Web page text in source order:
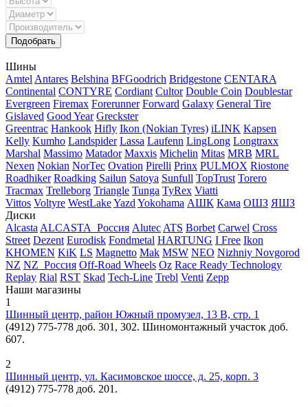
Шины
AmtelAntares Belshina BFGoodrich Bridgestone CENTARA
Continental CONTYRE Cordiant Cultor Double Coin Doublestar
Evergreen Firemax Forerunner Forward Galaxy General Tire
Gislaved Good Year Greckster
Greentrac Hankook Hifly Ikon (Nokian Tyres) iLINK Kapsen
Kelly Kumho Landspider Lassa Laufenn LingLong Longtraxx
Marshal Massimo Matador Maxxis Michelin Mitas MRB MRL
Nexen Nokian NorTec Ovation Pirelli Prinx PULMOX Riostone
Roadhiker Roadking Sailun Satoya Sunfull TopTrust Torero
Tracmax Trelleborg Triangle Tunga TyRex Viatti
Vittos Voltyre WestLakeYazdYokohama АШК Кама ОШЗ ЯШЗ
Диски
AlcastaALCASTA_Россия AlutecATS Borbet Carwel Cross
Street Dezent Eurodisk Fondmetal HARTUNG I Free Ikon
KHOMEN KiK LS Magnetto Mak MSW NEO Nizhniy Novgorod
NZ NZ_Россия Off-Road Wheels Oz Race Ready Technology
Replay Rial RST Skad Tech-Line Trebl Venti Zepp
Наши магазины
1
Шинный центр, район Южный промузел, 13 В, стр. 1
(4912) 775-778 доб. 301, 302. Шиномонтажный участок доб.
607.
2
Шинный центр, ул. Касимовское шоссе, д. 25, корп. 3
(4912) 775-778 доб. 201.